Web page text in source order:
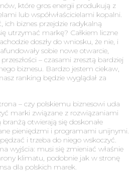
które gros energii produkują z
lub współwłaścicielami kopalni.
ich biznes przejdzie radykalną
utrzymać markę? Całkiem liczne
doszły do wniosku, że nie, i
sobie nowe otwarcie,
– czasami zresztą bardziej
biznesu. Bardzo jestem ciekaw,
ranking będzie wyglądał za
– czy polskiemu biznesowi uda
marki związane z rozwiązaniami
otwierają się doskonałe
pieniędzmi i programami unijnymi.
i trzeba do niego wskoczyć.
wyjścia: musi się zmieniać właśnie
klimatu, podobnie jak w stronę
dla polskich marek.